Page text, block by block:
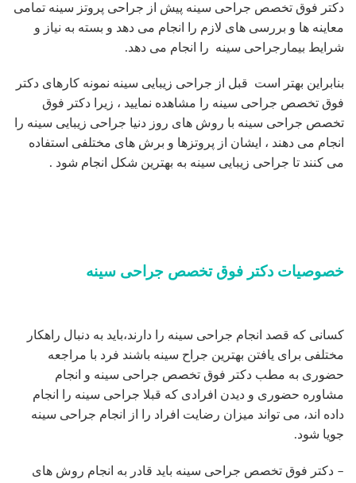
دکتر فوق تخصص جراحی سینه پیش از جراحی پروتز سینه تمامی
معاینه ها و بررسی های لازم را انجام می دهد و بسته به نیاز و
شرایط بیمارجراحی سینه را انجام می دهد.
بنابراین بهتر است قبل از جراحی زیبایی سینه نمونه کارهای دکتر
فوق تخصص جراحی سینه را مشاهده نمایید ، زیرا دکتر فوق
تخصص جراحی سینه با روش های روز دنیا جراحی زیبایی سینه را
انجام می دهند ، ایشان از پروتزها و برش های مختلفی استفاده
می کنند تا جراحی زیبایی سینه به بهترین شکل انجام شود .
خصوصیات دکتر فوق تخصص جراحی سینه
کسانی که قصد انجام جراحی سینه را دارند،باید به دنبال راهکار
مختلفی برای یافتن بهترین جراح سینه باشند فرد با مراجعه
حضوری به مطب دکتر فوق تخصص جراحی سینه و انجام
مشاوره حضوری و دیدن افرادی که قبلا جراحی سینه را انجام
داده اند، می تواند میزان رضایت افراد را از انجام جراحی سینه
جویا شود.
– دکتر فوق تخصص جراحی سینه باید قادر به انجام روش های